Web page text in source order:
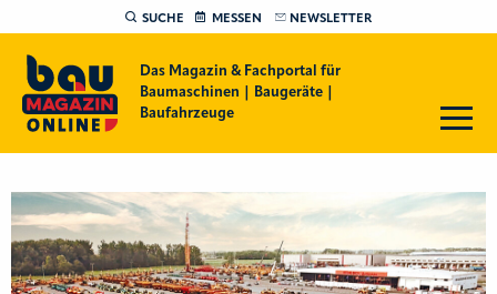
SUCHE MESSEN NEWSLETTER
Das Magazin & Fachportal für
Baumaschinen | Baugeräte |
Baufahrzeuge